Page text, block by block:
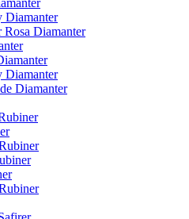
Diamanter
Rosa Diamanter
Diamanter
Diamanter